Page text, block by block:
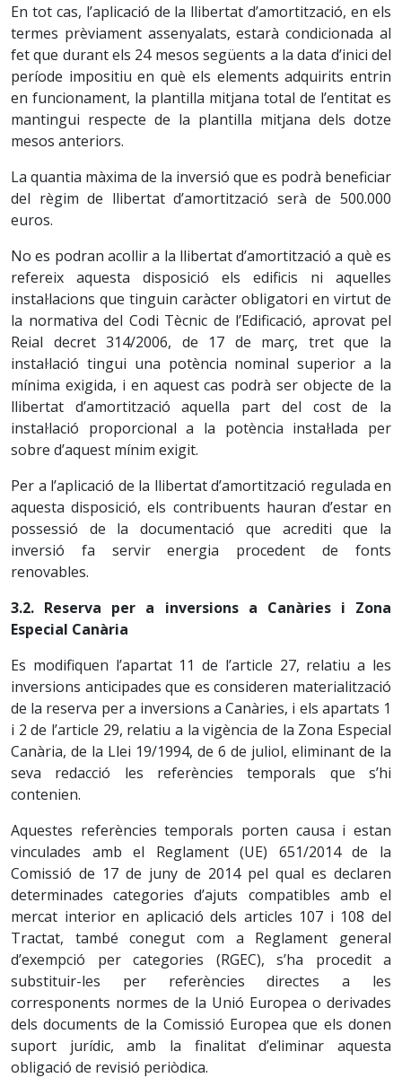
En tot cas, l’aplicació de la llibertat d’amortització, en els
termes prèviament assenyalats, estarà condicionada al
fet que durant els 24 mesos següents a la data d’inici del
període impositiu en què els elements adquirits entrin
en funcionament, la plantilla mitjana total de l’entitat es
mantingui respecte de la plantilla mitjana dels dotze
mesos anteriors.
La quantia màxima de la inversió que es podrà beneficiar
del règim de llibertat d’amortització serà de 500.000
euros.
No es podran acollir a la llibertat d’amortització a què es
refereix aquesta disposició els edificis ni aquelles
instal·lacions que tinguin caràcter obligatori en virtut de
la normativa del Codi Tècnic de l’Edificació, aprovat pel
Reial decret 314/2006, de 17 de març, tret que la
instal·lació tingui una potència nominal superior a la
mínima exigida, i en aquest cas podrà ser objecte de la
llibertat d’amortització aquella part del cost de la
instal·lació proporcional a la potència instal·lada per
sobre d’aquest mínim exigit.
Per a l’aplicació de la llibertat d’amortització regulada en
aquesta disposició, els contribuents hauran d’estar en
possessió de la documentació que acrediti que la
inversió fa servir energia procedent de fonts
renovables.
3.2. Reserva per a inversions a Canàries i Zona
Especial Canària
Es modifiquen l’apartat 11 de l’article 27, relatiu a les
inversions anticipades que es consideren materialització
de la reserva per a inversions a Canàries, i els apartats 1
i 2 de l’article 29, relatiu a la vigència de la Zona Especial
Canària, de la Llei 19/1994, de 6 de juliol, eliminant de la
seva redacció les referències temporals que s’hi
contenien.
Aquestes referències temporals porten causa i estan
vinculades amb el Reglament (UE) 651/2014 de la
Comissió de 17 de juny de 2014 pel qual es declaren
determinades categories d’ajuts compatibles amb el
mercat interior en aplicació dels articles 107 i 108 del
Tractat, també conegut com a Reglament general
d’exempció per categories (RGEC), s’ha procedit a
substituir-les per referències directes a les
corresponents normes de la Unió Europea o derivades
dels documents de la Comissió Europea que els donen
suport jurídic, amb la finalitat d’eliminar aquesta
obligació de revisió periòdica.